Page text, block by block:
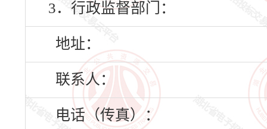
3．行政监督部门：
地址：
联系人：
电话（传真）：